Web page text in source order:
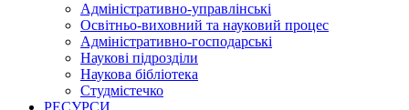
Адміністративно-управлінські
Освітньо-виховний та науковий процес
Адміністративно-господарські
Наукові підрозділи
Наукова бібліотека
Студмістечко
РЕСУРСИ